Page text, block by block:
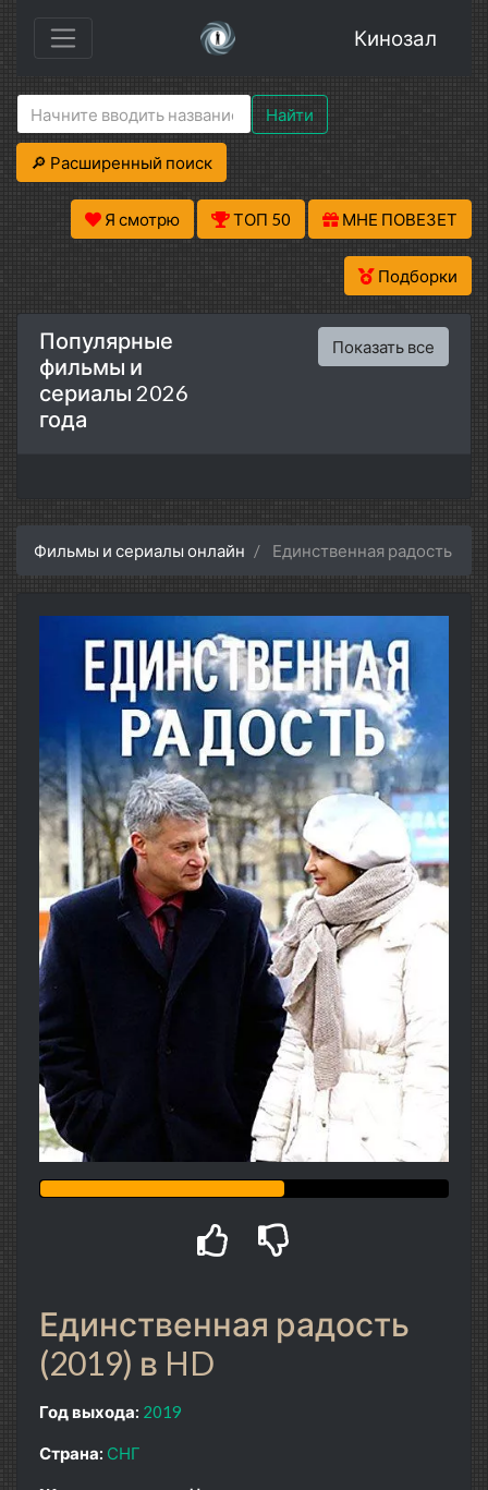
Кинозал
Найти
🔎 Расширенный поиск
Я смотрю ТОП 50 МНЕ ПОВЕЗЕТ
Подборки
Популярные
фильмы и
сериалы 2026
года
Показать все
Фильмы и сериалы онлайн Единственная радость
Единственная радость
(2019) в HD
Год выхода: 2019
Страна: СНГ